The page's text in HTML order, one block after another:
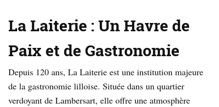
La Laiterie : Un Havre de
Paix et de Gastronomie
Depuis 120 ans, La Laiterie est une institution majeure
de la gastronomie lilloise. Située dans un quartier
verdoyant de Lambersart, elle offre une atmosphère